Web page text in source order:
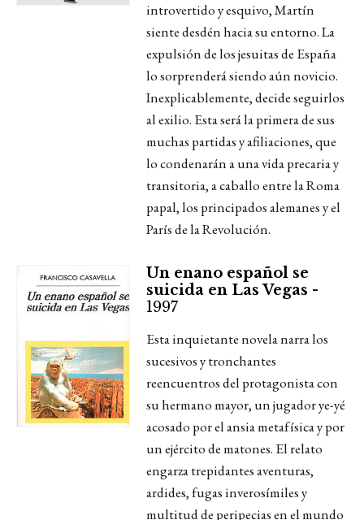
introvertido y esquivo, Martín
siente desdén hacia su entorno. La
expulsión de los jesuitas de España
lo sorprenderá siendo aún novicio.
Inexplicablemente, decide seguirlos
al exilio. Esta será la primera de sus
muchas partidas y afiliaciones, que
lo condenarán a una vida precaria y
transitoria, a caballo entre la Roma
papal, los principados alemanes y el
París de la Revolución.
Un enano español se
suicida en Las Vegas -
1997
Esta inquietante novela narra los
sucesivos y tronchantes
reencuentros del protagonista con
su hermano mayor, un jugador ye-yé
acosado por el ansia metafísica y por
un ejército de matones. El relato
engarza trepidantes aventuras,
ardides, fugas inverosímiles y
multitud de peripecias en el mundo